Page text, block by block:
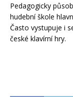
Pedagogicky
hudební škole
Často vystupuje i
české klavírní hry.